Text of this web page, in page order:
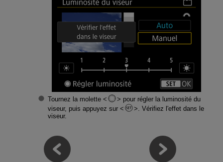
Tournez la molette
pour régler la luminosité du
viseur, puis appuyez sur
. Vérifiez l'effet dans le
viseur.